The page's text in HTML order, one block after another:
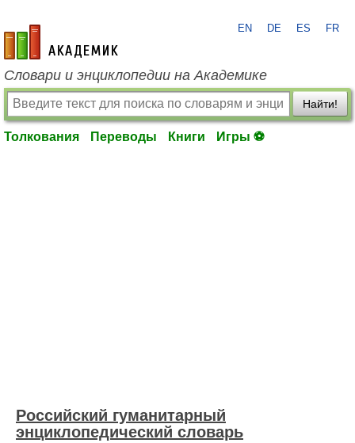
academic.ru
EN DE ES FR
Словари и энциклопедии на Академике
Найти!
Толкования Переводы Книги Игры ⚽
Российский гуманитарный
энциклопедический словарь